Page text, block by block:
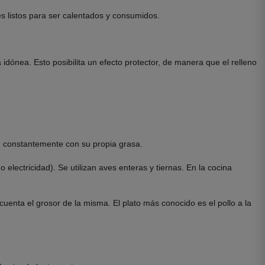
listos para ser calentados y consumidos.
Esto posibilita un efecto protector, de manera que el relleno
con su propia grasa.
Se utilizan aves enteras y tiernas. En la cocina
el grosor de la misma. El plato más conocido es el pollo a la